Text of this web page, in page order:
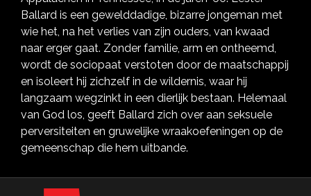
Ballard is een gewelddadige, bizarre jongeman met
wie het, na het verlies van zijn ouders, van kwaad
naar erger gaat. Zonder familie, arm en ontheemd,
wordt de sociopaat verstoten door de maatschappij
en isoleert hij zichzelf in de wildernis, waar hij
langzaam wegzinkt in een dierlijk bestaan. Helemaal
van God los, geeft Ballard zich over aan seksuele
perversiteiten en gruwelijke wraakoefeningen op de
gemeenschap die hem uitbande.